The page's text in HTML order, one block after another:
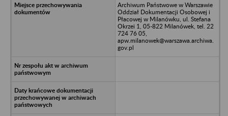
Archiwum Państwowe w Warszawie
Oddział Dokumentacji Osobowej i
Płacowej w Milanówku, ul. Stefana
Okrzei 1, 05-822 Milanówek, tel. 22
724 76 05,
apw.milanowek@warszawa.archiwa.
gov.pl